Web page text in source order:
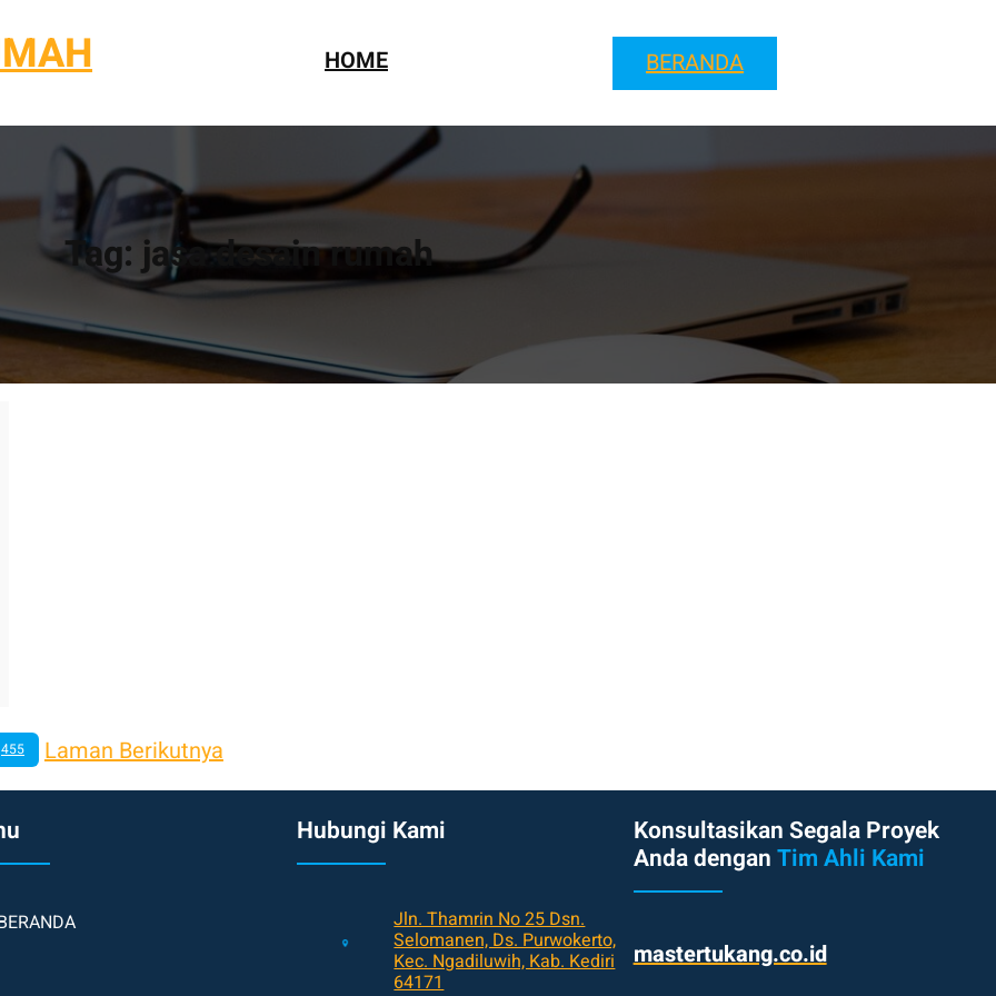
HOME BERANDA
Tag: jasa desain rumah
455 Laman Berikutnya
Hubungi Kami
Jln. Thamrin No 25 Dsn.
Selomanen, Ds. Purwokerto,
Kec. Ngadiluwih, Kab. Kediri
64171
Konsultasikan Segala Proyek
Anda denganTim Ahli Kami
mastertukang.co.id